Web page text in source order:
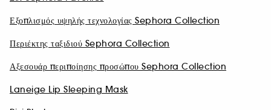
Εξοπλισμός υψηλής τεχνολογίας Sephora Collection
Περιέκτης ταξιδιού Sephora Collection
Αξεσουάρ περιποίησης προσώπου Sephora Collection
Laneige Lip Sleeping Mask